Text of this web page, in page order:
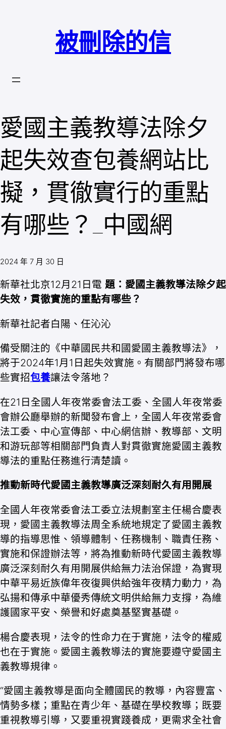
被刪除的信
愛國主義教導法除夕
起失效查包養網站比
擬，貫徹實行的重點
有哪些？_中國網
2024 年 7 月 30 日
新華社北京12月21日電 題：愛國主義教導法除夕起
失效，貫徹實施的重點有哪些？
新華社記者白陽、任沁沁
備受關注的《中華國民共和國愛國主義教導法》，
將于2024年1月1日起失效實施。有關部門將發布哪
些實招包養讓法令落地？
在21日全國人年夜常委會法工委、全國人年夜常委
會辦公廳舉辦的新聞發布會上，全國人年夜常委會
法工委、中心宣傳部、中心網信辦、教導部、文明
和游玩部等相關部門負責人對貫徹實施愛國主義教
導法的重點任務進行清楚讀。
推動新時代愛國主義教導廣泛深刻耐久有用開展
全國人年夜常委會法工委立法規劃室主任楊合慶表
現，愛國主義教導法周全系統地規定了愛國主義教
導的指導思惟、領導體制、任務機制、職責任務、
實施和保證辦法等，將為推動新時代愛國主義教導
廣泛深刻耐久有用開展供給無力法治保證，為實現
中華平易近族偉年夜復興供給強年夜精力動力，為
弘揚和傳承中華優秀傳統文明供給無力支撐，為維
護國家平安、榮譽和好處奠基堅實基礎。
楊合慶表現，法令的性命力在于實施，法令的權威
也在于實施。愛國主義教導法的實施要遵守愛國主
義教導規律。
“愛國主義教導是面向全體國民的教導，內容豐富、
情勢多樣；重點在青少年、基礎在學校教導；既要
重視教導引導，又要重視實踐養成，更需求全社會